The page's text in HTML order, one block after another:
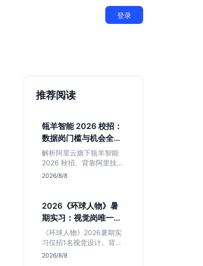
登录
推荐阅读
瓴羊智能 2026 校招：
数据岗门槛与机会全拆
解
解析阿里云旗下瓴羊智能
2026 秋招。背靠阿里技术
底座，主打 DaaS 业务。
估 B 端数据路线的成长曲
线与抗压挑战，助你判断
是否值得投递。
2026/8/8
2026《环球人物》暑
期实习：视觉岗唯一名
额值不值得冲？
《环球人物》2026暑期实
习仅招1名视觉设计。背靠
人民日报社，央媒背书极
2026/8/8